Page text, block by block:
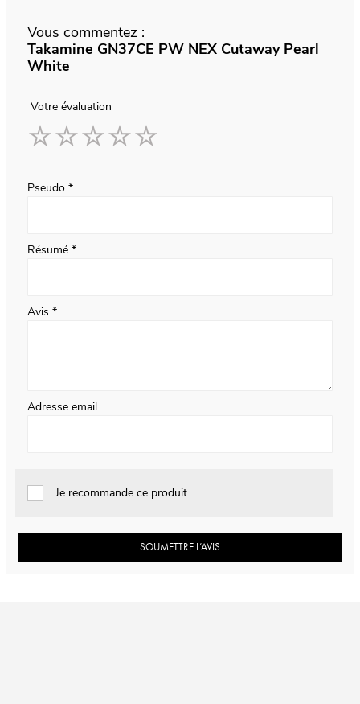
Vous commentez :
Takamine GN37CE PW NEX Cutaway Pearl
White
Votre évaluation
Pseudo
Résumé
Avis
Adresse email
Je recommande ce produit
SOUMETTRE L’AVIS